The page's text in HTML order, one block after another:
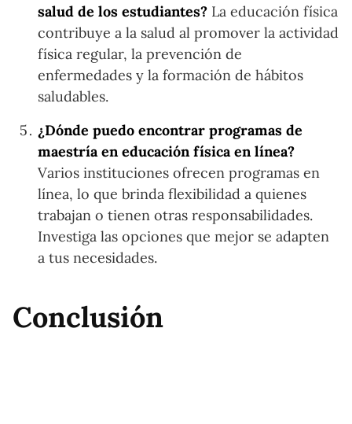
salud de los estudiantes? La educación física
contribuye a la salud al promover la actividad
física regular, la prevención de
enfermedades y la formación de hábitos
saludables.
¿Dónde puedo encontrar programas de
maestría en educación física en línea?
Varios instituciones ofrecen programas en
línea, lo que brinda flexibilidad a quienes
trabajan o tienen otras responsabilidades.
Investiga las opciones que mejor se adapten
a tus necesidades.
Conclusión